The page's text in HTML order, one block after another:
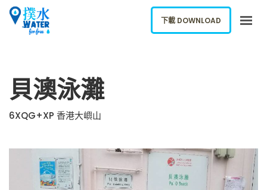
下載應用
ENGLISH
下載 DOWNLOAD
貝澳泳灘
6XQG+XP 香港大嶼山
下載 DOWNLOAD